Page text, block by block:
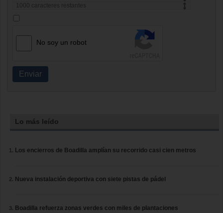
caracteres restantes
No soy un robot
Enviar
Lo más leído
Los encierros de Boadilla amplían su recorrido casi cien metros
Nueva instalación deportiva con siete pistas de pádel
Boadilla refuerza zonas verdes con miles de plantaciones